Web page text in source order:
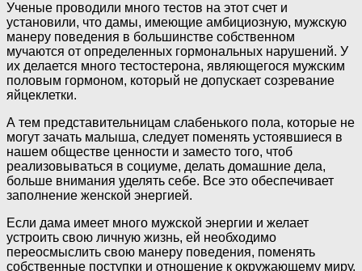
Ученые проводили много тестов на этот счет и
установили, что дамы, имеющие амбициозную, мужскую
манеру поведения в большинстве собственном
мучаются от определенных гормональных нарушений. У
их делается много тестостерона, являющегося мужским
половым гормоном, который не допускает созревание
яйцеклетки.
А тем представительницам слабенького пола, которые не
могут зачать малыша, следует поменять устоявшиеся в
нашем обществе ценности и заместо того, чтоб
реализовываться в социуме, делать домашние дела,
больше внимания уделять себе. Все это обеспечивает
заполнение женской энергией.
Если дама имеет много мужской энергии и желает
устроить свою личную жизнь, ей необходимо
переосмыслить свою манеру поведения, поменять
собственные поступки и отношение к окружающему миру.